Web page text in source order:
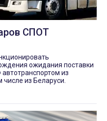
СПОТ
ожидания поставки
из
из Беларуси.